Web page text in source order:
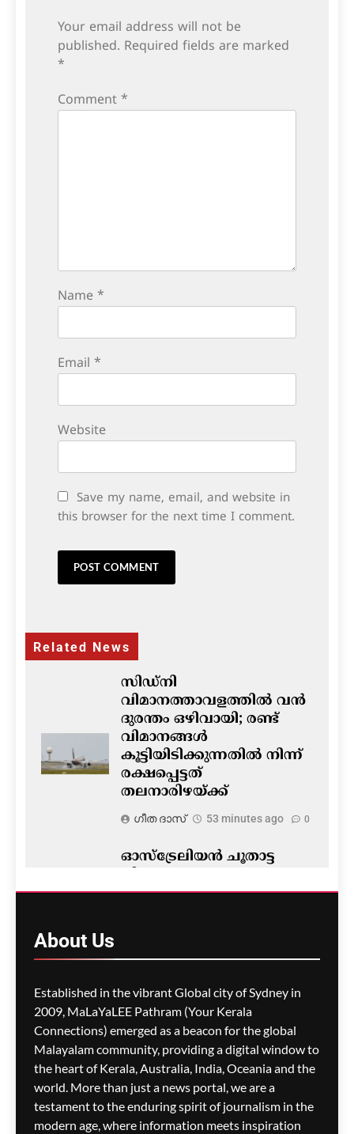
Your email address will not be
published. Required fields are marked
*
Comment *
Name *
Email *
Website
Save my name, email, and website in
this browser for the next time I comment.
Related News
സിഡ്നി
വിമാനത്താവളത്തിൽ വൻ
ദുരന്തം ഒഴിവായി; രണ്ട്
വിമാനങ്ങൾ
കൂട്ടിയിടിക്കുന്നതിൽ നിന്ന്
രക്ഷപ്പെട്ടത്
തലനാരിഴയ്ക്ക്
ഗീത ദാസ്‌ 53 minutes ago 0
ഓസ്ട്രേലിയൻ ചൂതാട്ട
കാര്യത്തിൽ
ഗീത ദാസ്‌ 1 hour ago 0
സിഡ്നിയിൽ
കടൽത്തീരത്തെ
കാഴ്ചകൾക്കായി 287
മരങ്ങൾ വെട്ടിനശിപ്പിച്ചു;
തോട്ടക്കാരന് വൻ തുക
പിഴ
About Us
Established in the vibrant Global city of Sydney in
2009, MaLaYaLEE Pathram (Your Kerala
Connections) emerged as a beacon for the global
Malayalam community, providing a digital window to
the heart of Kerala, Australia, India, Oceania and the
world. More than just a news portal, we are a
testament to the enduring spirit of journalism in the
modern age, where information meets inspiration